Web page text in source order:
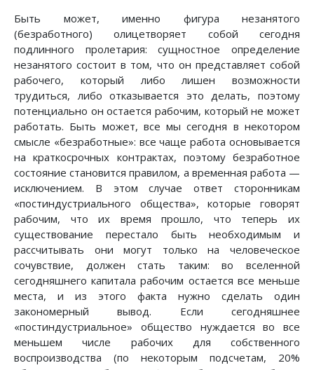
Быть может, именно фигура незанятого
(безработного) олицетворяет собой сегодня
подлинного пролетария: сущностное определение
незанятого состоит в том, что он представляет собой
рабочего, который либо лишен возможности
трудиться, либо отказывается это делать, поэтому
потенциально он остается рабочим, который не может
работать. Быть может, все мы сегодня в некотором
смысле «безработные»: все чаще работа основывается
на краткосрочных контрактах, поэтому безработное
состояние становится правилом, а временная работа —
исключением. В этом случае ответ сторонникам
«постиндустриального общества», которые говорят
рабочим, что их время прошло, что теперь их
существование перестало быть необходимым и
рассчитывать они могут только на человеческое
сочувствие, должен стать таким: во вселенной
сегодняшнего капитала рабочим остается все меньше
места, и из этого факта нужно сделать один
закономерный вывод. Если сегодняшнее
«постиндустриальное» общество нуждается во все
меньшем числе рабочих для собственного
воспроизводства (по некоторым подсчетам, 20%